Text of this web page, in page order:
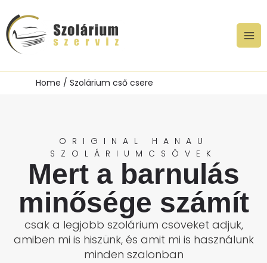
to
content
Home Szolárium cső csere
ORIGINAL HANAU
SZOLÁRIUMCSÖVEK
Mert a barnulás
minősége számít
csak a legjobb szolárium csöveket adjuk,
amiben mi is hiszünk, és amit mi is használunk
minden szalonban